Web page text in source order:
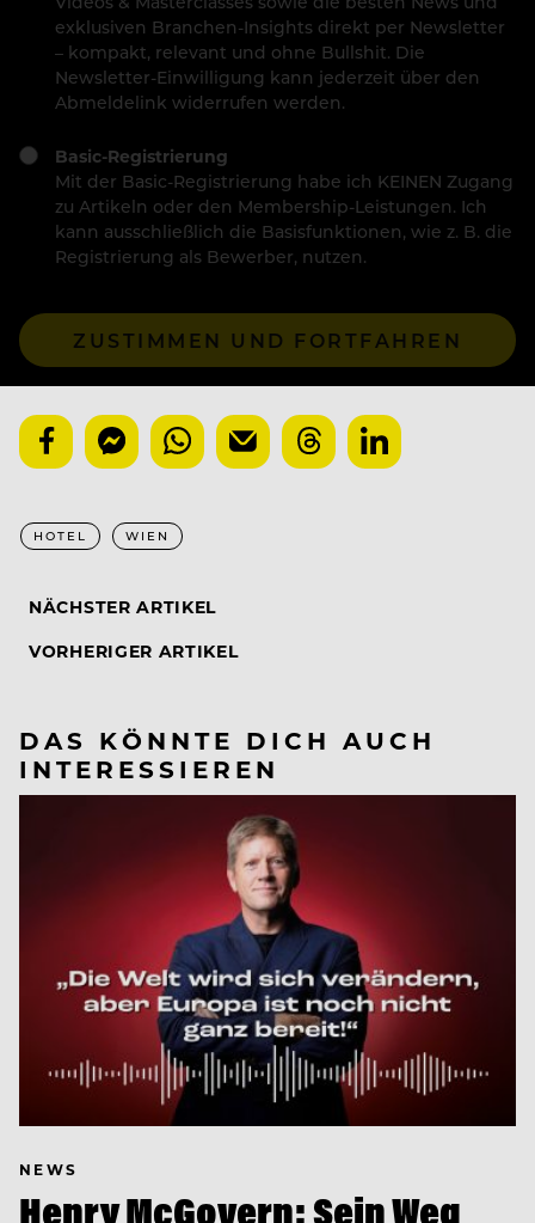
exklusiven Branchen-Insights direkt per Newsletter
– kompakt, relevant und ohne Bullshit. Die
Newsletter-Einwilligung kann jederzeit über den
Abmeldelink widerrufen werden.
Basic-Registrierung
Mit der Basic-Registrierung habe ich KEINEN Zugang
zu Artikeln oder den Membership-Leistungen. Ich
kann ausschließlich die Basisfunktionen, wie z. B. die
Registrierung als Bewerber, nutzen.
ZUSTIMMEN UND FORTFAHREN
HOTEL WIEN
NÄCHSTER ARTIKEL
VORHERIGER ARTIKEL
DAS KÖNNTE DICH AUCH
INTERESSIEREN
NEWS
Henry McGovern: Sein Weg